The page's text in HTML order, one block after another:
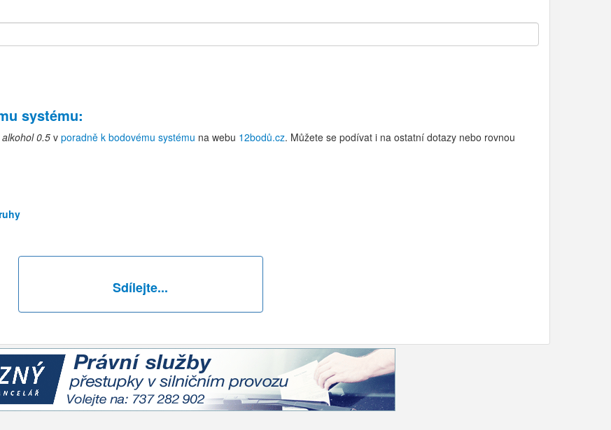
systému:
0.5 v poradně k bodovému systému na webu 12bodů.cz. Můžete se podívat i na ostatní dotazy nebo rovnou
Sdílejte...